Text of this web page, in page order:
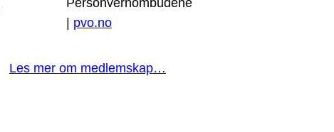
| pvo.no
Les mer om medlemskap…